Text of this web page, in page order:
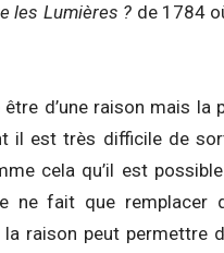
les Lumières ? de 1784
d’une raison mais
il est très difficile de
cela qu’il est
ne fait que remplacer
raison peut permettre